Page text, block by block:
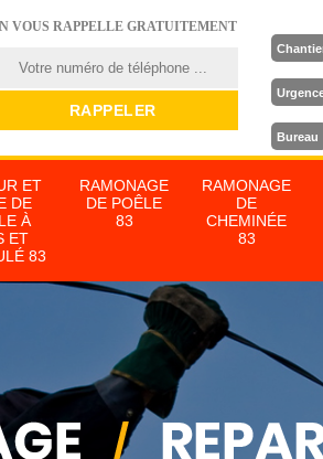
VOUS RAPPELLE GRATUITEMENT
Bureau
ET
DE
À
ET
83
RAMONAGE
DE POÊLE
83
RAMONAGE
DE
CHEMINÉE
83